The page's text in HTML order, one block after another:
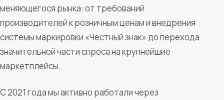
меняющегося рынка: от требований
производителей к розничным ценам и внедрения
системы маркировки «Честный знак» до перехода
значительной части спроса на крупнейшие
маркетплейсы.
С 2021 года мы активно работали через